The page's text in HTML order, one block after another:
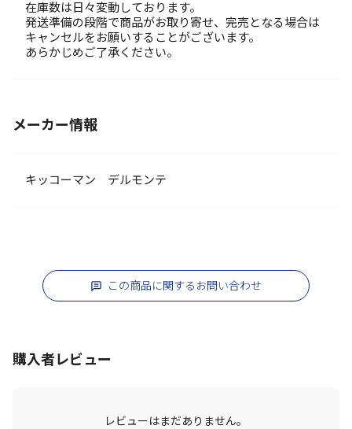
在庫数は日々変動しております。
発送準備の段階で商品がお取り寄せ、完売となる場合は
キャンセルをお願いすることがございます。
あらかじめご了承ください。
メーカー情報
キッコーマン デルモンテ
この商品に関するお問い合わせ
購入者レビュー
レビューはまだありません。